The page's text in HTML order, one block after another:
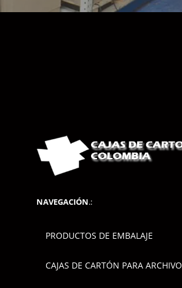
NAVEGACIÓN.:
PRODUCTOS DE EMBALAJE
CAJAS DE CARTÓN PARA ARCHIVO